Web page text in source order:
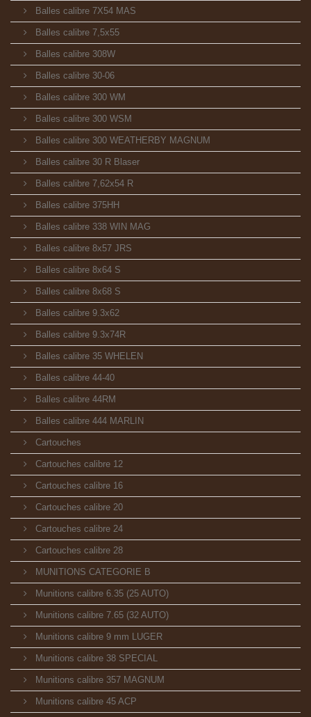
Balles calibre 7X54 MAS
Balles calibre 7,5x55
Balles calibre 308W
Balles calibre 30-06
Balles calibre 300 WM
Balles calibre 300 WSM
Balles calibre 300 WEATHERBY MAGNUM
Balles calibre 30 R Blaser
Balles calibre 7,62x54 R
Balles calibre 375HH
Balles calibre 338 WIN MAG
Balles calibre 8x57 JRS
Balles calibre 8x64 S
Balles calibre 8x68 S
Balles calibre 9.3x62
Balles calibre 9.3x74R
Balles calibre 35 WHELEN
Balles calibre 44-40
Balles calibre 44RM
Balles calibre 444 MARLIN
Cartouches
Cartouches calibre 12
Cartouches calibre 16
Cartouches calibre 20
Cartouches calibre 24
Cartouches calibre 28
MUNITIONS CATEGORIE B
Munitions calibre 6.35 (25 AUTO)
Munitions calibre 7.65 (32 AUTO)
Munitions calibre 9 mm LUGER
Munitions calibre 38 SPECIAL
Munitions calibre 357 MAGNUM
Munitions calibre 45 ACP